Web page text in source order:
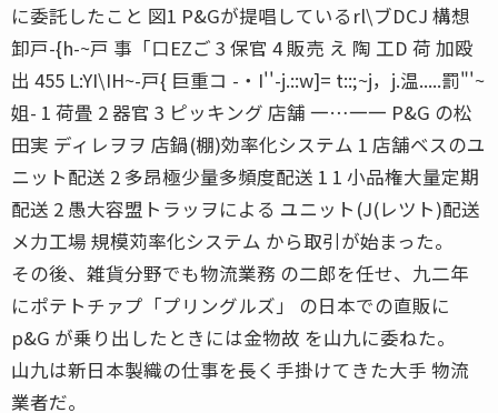
に委託したこと 図1 P&Gが提唱しているrl\ブDCJ 構想
卸戸-{h-~戸 事「口EZご 3 保官 4 販売 え 陶 工D 荷 加殴
出 455 L:YI\IH~-戸{ 巨重コ -・I''-j.::w]= t::;~j，j.温.....罰"'~
姐- 1 荷畳 2 器官 3 ピッキング 店舗 一…一一 P&G の松
田実 ディレヲヲ 店鍋(棚)効率化システム 1 店舗ベスのユ
ニット配送 2 多昂極少量多頻度配送 1 1 小品権大量定期
配送 2 愚大容盟トラッヲによる ユニット(J(レツト)配送
メ力工場 規模苅率化システム から取引が始まった。
その後、雑貨分野でも物流業務 の二郎を任せ、九二年
にポテトチァプ「プリングルズ」 の日本での直販に
p&G が乗り出したときには金物故 を山九に委ねた。
山九は新日本製織の仕事を長く手掛けてきた大手 物流
業者だ。